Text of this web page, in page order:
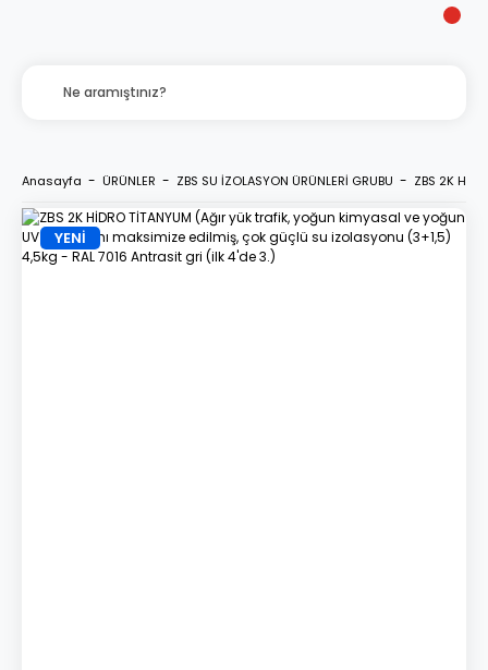
Anasayfa ÜRÜNLER ZBS SU İZOLASYON ÜRÜNLERİ GRUBU ZBS 2K
YENİ